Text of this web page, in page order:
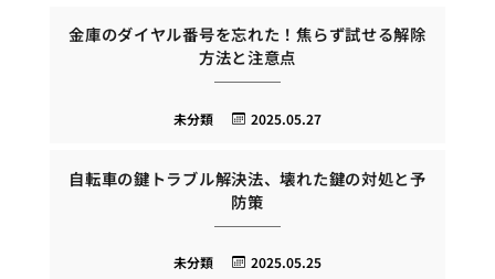
金庫のダイヤル番号を忘れた！焦らず試せる解除
方法と注意点
2025.05.27
未分類
自転車の鍵トラブル解決法、壊れた鍵の対処と予
防策
2025.05.25
未分類